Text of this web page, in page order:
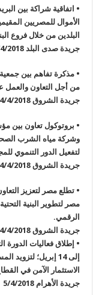
• اتفاقية شراكة بين
الأموال للمصريين
البلدين من خلال فروع
جريدة صدى البلد 4/4/2018
• مذكرة تفاهم بين
من أجل التعاون والعمل
جريدة الشروق 4/4/2018
• بروتوكول تعاون بين
وشركة مياه الشرب
لتفعيل الدور التنموي
جريدة الشروق 4/4/2018
• تطلع مصر لتعزيز
مصر لتطوير البنية
الرقمي.
جريدة الشروق 4/4/2018
إلى 14 إبريل؛
الاستثمار الآمن في
جريدة الأهرام 5/4/2018